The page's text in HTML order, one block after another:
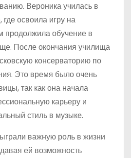
Вероника училась в
освоила игру на
продолжила обучение в
После окончания училища
консерваторию по
Это время было очень
так как она начала
карьеру и
стиль в музыке.
важную роль в жизни
ей возможность